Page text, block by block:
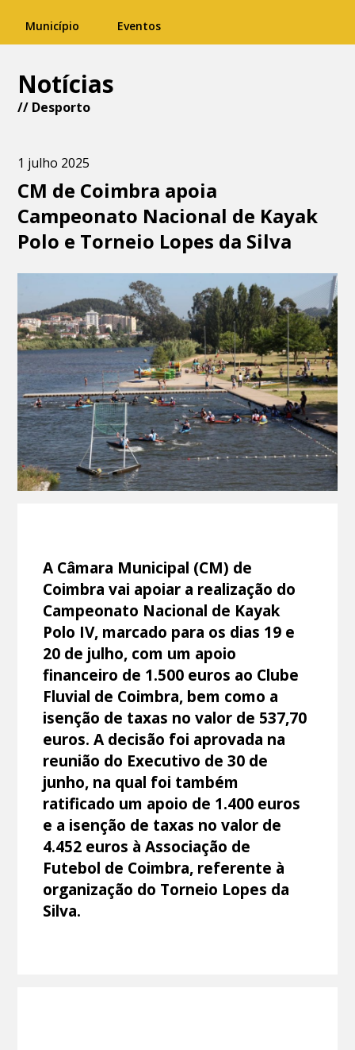
Município Eventos
Notícias
// Desporto
1 julho 2025
CM de Coimbra apoia
Campeonato Nacional de Kayak
Polo e Torneio Lopes da Silva
A Câmara Municipal (CM) de
Coimbra vai apoiar a realização do
Campeonato Nacional de Kayak
Polo IV, marcado para os dias 19 e
20 de julho, com um apoio
financeiro de 1.500 euros ao Clube
Fluvial de Coimbra, bem como a
isenção de taxas no valor de 537,70
euros. A decisão foi aprovada na
reunião do Executivo de 30 de
junho, na qual foi também
ratificado um apoio de 1.400 euros
e a isenção de taxas no valor de
4.452 euros à Associação de
Futebol de Coimbra, referente à
organização do Torneio Lopes da
Silva.